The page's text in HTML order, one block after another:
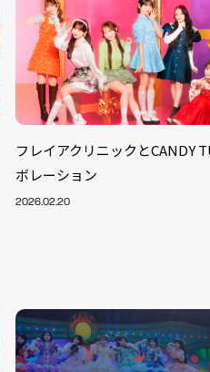
フレイアクリニックとCANDY
ボレーション
2026.02.20